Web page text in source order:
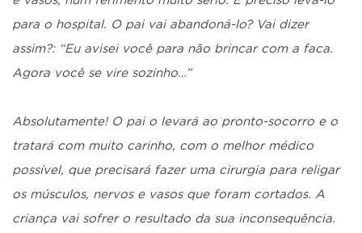
para o hospital. O pai vai abandoná-lo? Vai dizer
assim?: “Eu avisei você para não brincar com a faca.
Agora você se vire sozinho…”
Absolutamente! O pai o levará ao pronto-socorro e o
tratará com muito carinho, com o melhor médico
possível, que precisará fazer uma cirurgia para religar
os músculos, nervos e vasos que foram cortados. A
criança vai sofrer o resultado da sua inconsequência.